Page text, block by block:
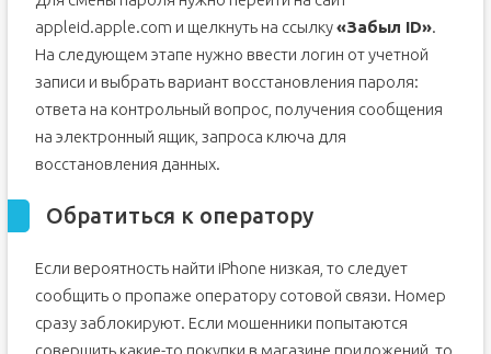
appleid.apple.com и щелкнуть на ссылку«Забыл ID».
На следующем этапе нужно ввести логин от учетной
записи и выбрать вариант восстановления пароля:
ответа на контрольный вопрос, получения сообщения
на электронный ящик, запроса ключа для
восстановления данных.
Обратиться к оператору
Если вероятность найти iPhone низкая, то следует
сообщить о пропаже оператору сотовой связи. Номер
сразу заблокируют. Если мошенники попытаются
совершить какие-то покупки в магазине приложений, то